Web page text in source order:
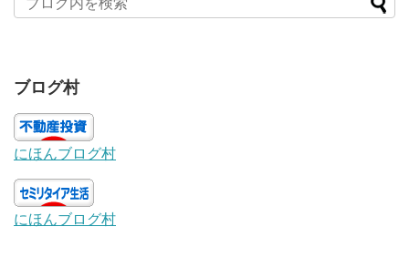
ブログ村
にほんブログ村
にほんブログ村